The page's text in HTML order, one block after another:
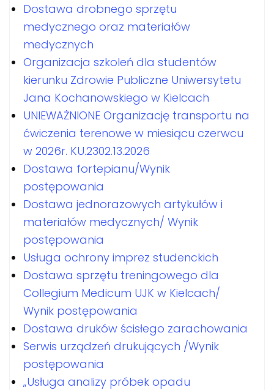
Dostawa drobnego sprzętu
medycznego oraz materiałów
medycznych
Organizacja szkoleń dla studentów
kierunku Zdrowie Publiczne Uniwersytetu
Jana Kochanowskiego w Kielcach
UNIEWAŻNIONE Organizację transportu na
ćwiczenia terenowe w miesiącu czerwcu
w 2026r. KU.2302.13.2026
Dostawa fortepianu/Wynik
postępowania
Dostawa jednorazowych artykułów i
materiałów medycznych/ Wynik
postępowania
Usługa ochrony imprez studenckich
Dostawa sprzętu treningowego dla
Collegium Medicum UJK w Kielcach/
Wynik postępowania
Dostawa druków ścisłego zarachowania
Serwis urządzeń drukujących /Wynik
postępowania
„Usługa analizy próbek opadu